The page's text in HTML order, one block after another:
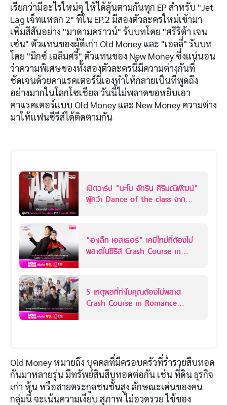
เรียกว่ามีอะไรใหม่ๆ ให้ได้ลุ้นตามกันทุก EP สำหรับ "Jet
Lag เจ็ทแหลก 2" ที่ใน EP.2 มีสองตัวละครใหม่เข้ามา
เพิ่มสีสันอย่าง "มาดามคราวน์" รับบทโดย "ศรีริต้า เจน
เซ่น" ตัวแทนของผู้ดีเก่า Old Money และ "เอลลี่" รับบท
โดย "มิกซ์ เฉลิมศรี" ตัวแทนของ New Money ซึ่งแน่นอน
ว่าความพิเศษของทั้งสองตัวละครนี้มีความต่างกันที่
ชัดเจนด้วยคาแรคเตอร์นี่เองทำให้กลายเป็นที่พูดถึง
อย่างมากในโลกโซเชียล วันนี้ไม่พลาดขอหยิบเอา
คาแรคเตอร์แบบ Old Money และ New Money ความต่าง
มาให้แฟนซีรีส์ได้ติดตามกัน
เปิดวาร์ป "นะโม จักริน ศิริมณีพัฒน์"
ผู้คว้า Dance of the class จาก
"อาเล็ก-เอสเธอร์" เคมีใหม่ที่ต้องไม่
พลาดในซีรีส์ Crash Course in
5 เหตุผลที่ทำไมคุณต้องไม่พลาด
Crash Course in Romance
Old Money หมายถึง บุคคลที่มีครอบครัวที่ร่ำรวยสืบทอด
กันมาหลายรุ่น มีทรัพย์สินสืบทอดต่อกัน เช่น ที่ดิน ธุรกิจ
เก่า หุ้น หรือสายตระกูลชนชั้นสูง ลักษณะเด่นของคน
กลุ่มนี้ จะเน้นความเงียบ สุภาพ ไม่อวดรวย ใช้ของ